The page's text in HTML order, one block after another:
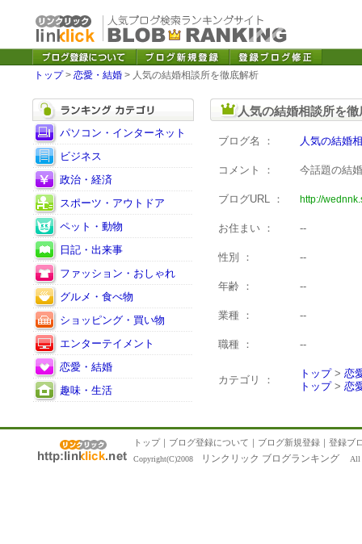
トップ> 恋愛・結婚 > 人気の結婚相談所を徹底解析
パソコン・インターネット
ビジネス
政治・経済
スポーツ・アウトドア
ペット・動物
日記・出来事
ファッション・おしゃれ
グルメ・食べ物
ショッピング・買い物
エンターテイメント
恋愛・結婚
趣味・生活
人気の結婚相談所を
ブログ名 ： 人気の結婚
コメント ： 今話題の結
ブログURL ： http://
お住まい ： --
性別 ： --
年齢 ： --
業種 ： --
職種 ： --
カテゴリ ：
トップ> 恋
トップ> 恋
トップ｜ ブログ登録について ｜ ブログ新規登録 ｜ 登録ブ
Copyright(C)2008 リンクリック ブログランキング All